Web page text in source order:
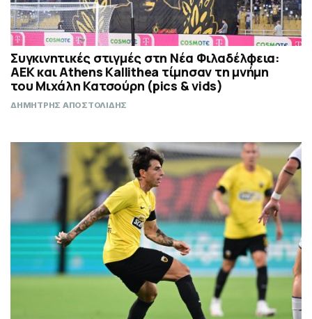
Συγκινητικές στιγμές στη Νέα Φιλαδέλφεια:
ΑΕΚ και Athens Kallithea τίμησαν τη μνήμη
του Μιχάλη Κατσούρη (pics & vids)
ΔΗΜΗΤΡΗΣ ΑΠΟΣΤΟΛΙΔΗΣ